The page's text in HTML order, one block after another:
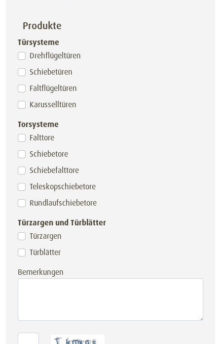
Produkte
Türsysteme
Drehflügeltüren
Schiebetüren
Faltflügeltüren
Karusselltüren
Torsysteme
Falttore
Schiebetore
Schiebefalttore
Teleskopschiebetore
Rundlaufschiebetore
Türzargen und Türblätter
Türzargen
Türblätter
Bemerkungen